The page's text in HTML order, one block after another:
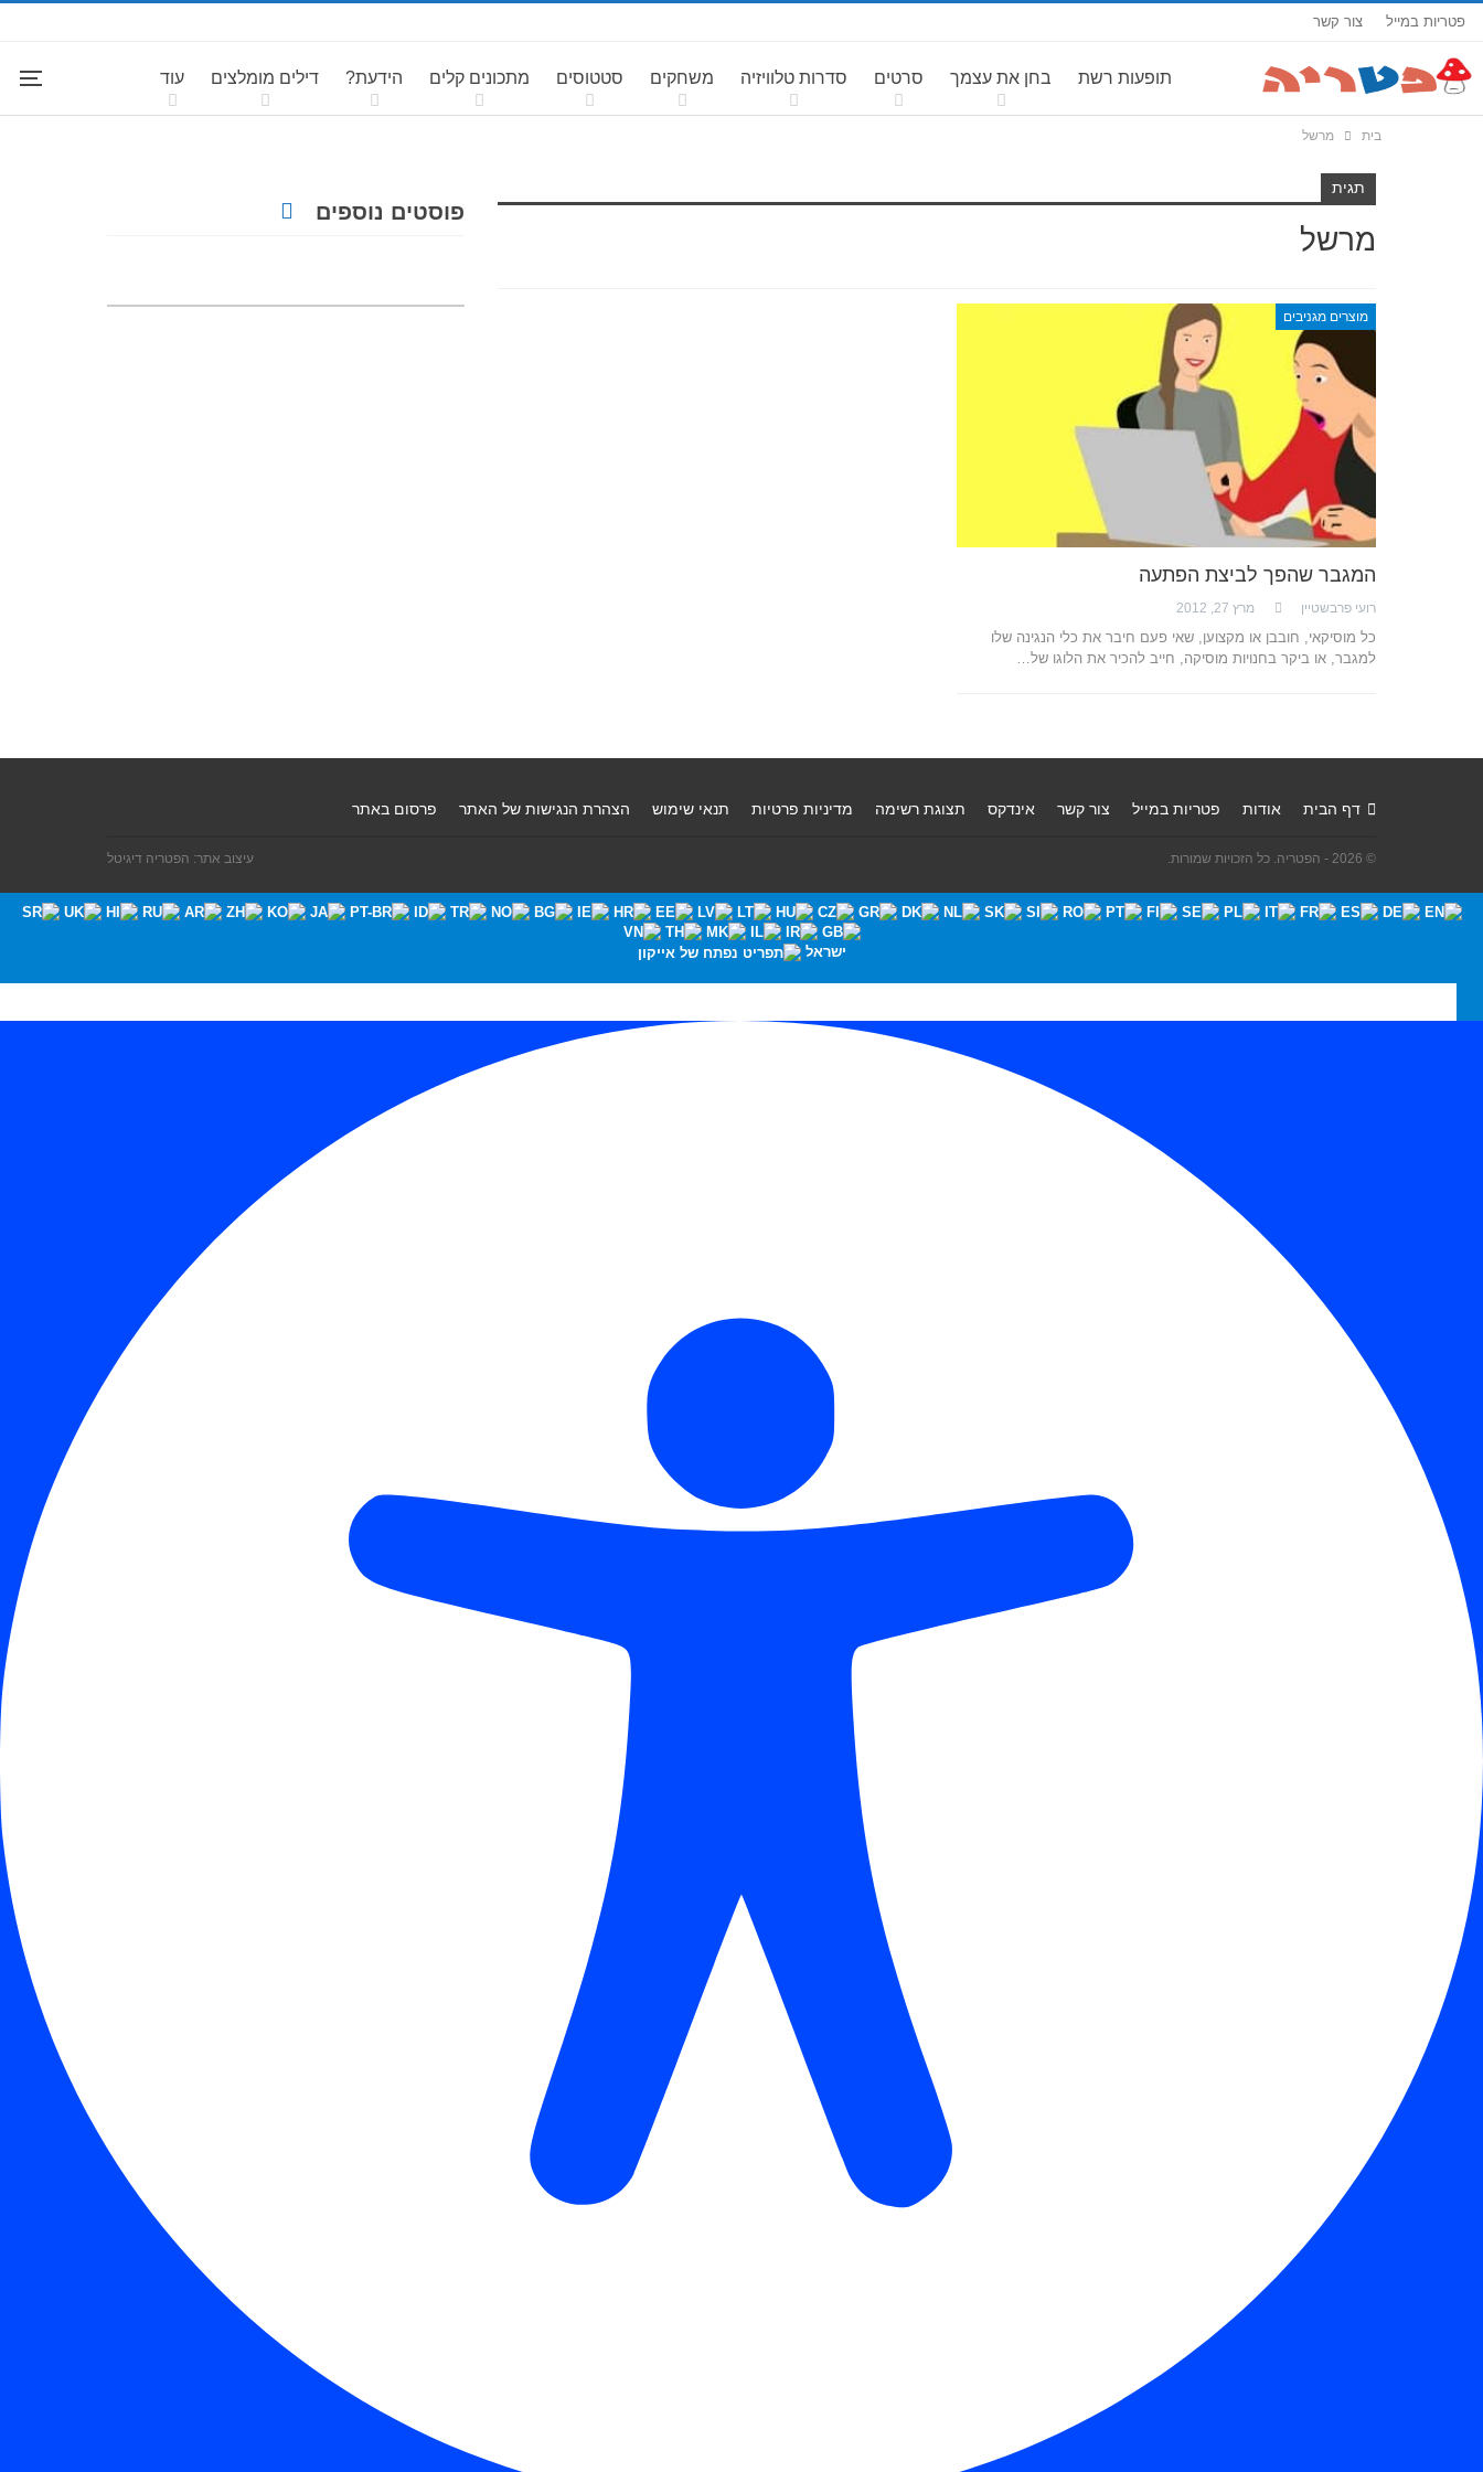
פטריות במייל צור קשר
תופעות רשת בחן את עצמך סרטים סדרות טלוויזיה משחקים סטטוסים מתכונים קלים הידעת? דילים מומלצים עוד
בית מרשל
תגית
מרשל
מוצרים מגניבים
המגבר שהפך לביצת הפתעה
רועי פרבשטיין מרץ 27, 2012
כל מוסיקאי, חובבן או מקצוען, שאי פעם חיבר את כלי הנגינה שלו
למגבר, או ביקר בחנויות מוסיקה, חייב להכיר את הלוגו של…
פוסטים נוספים
דף הבית אודות פטריות במייל צור קשר אינדקס תצוגת רשימה מדיניות פרטיות תנאי שימוש הצהרת הנגישות של האתר פרסום באתר
© 2026 - הפטריה. כל הזכויות שמורות. עיצוב אתר: הפטריה דיגיטל
ישראל